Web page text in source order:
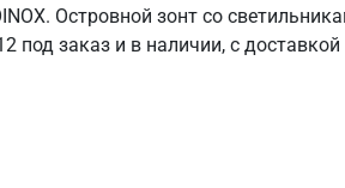
Островной зонт со
под заказ и в наличии, с